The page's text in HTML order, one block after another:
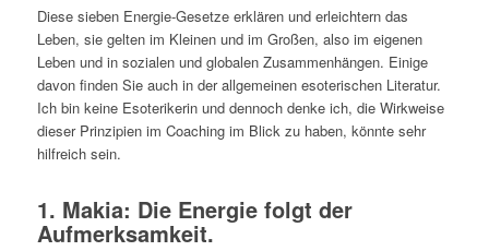
Diese sieben Energie-Gesetze erklären und erleichtern das
Leben, sie gelten im Kleinen und im Großen, also im eigenen
Leben und in sozialen und globalen Zusammenhängen. Einige
davon finden Sie auch in der allgemeinen esoterischen Literatur.
Ich bin keine Esoterikerin und dennoch denke ich, die Wirkweise
dieser Prinzipien im Coaching im Blick zu haben, könnte sehr
hilfreich sein.
1. Makia: Die Energie folgt der
Aufmerksamkeit.